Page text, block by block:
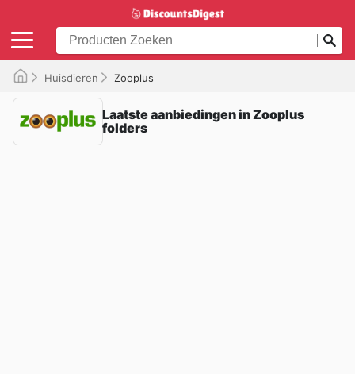
Huisdieren Zooplus
Laatste aanbiedingen in Zooplus
folders